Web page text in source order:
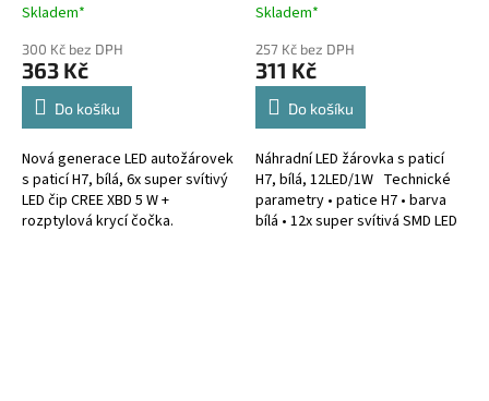
Skladem*
300 Kč bez DPH
363 Kč
Do košíku
Nová generace LED autožárovek
s paticí H7, bílá, 6x super svítivý
LED čip CREE XBD 5 W +
rozptylová krycí čočka.
Skladem*
257 Kč bez DPH
311 Kč
Do košíku
Náhradní LED žárovka s paticí
H7, bílá, 12LED/1W Technické
parametry • patice H7 • barva
bílá • 12x super svítivá SMD LED